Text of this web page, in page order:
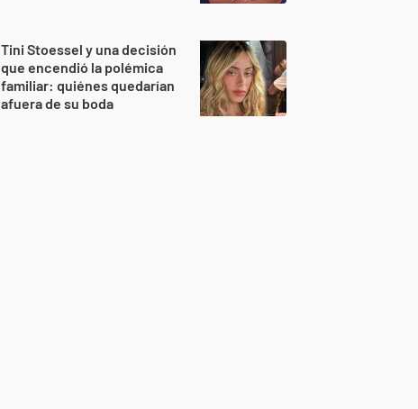
Tini Stoessel y una decisión
que encendió la polémica
familiar: quiénes quedarían
afuera de su boda